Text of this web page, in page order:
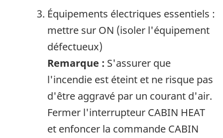
Équipements électriques essentiels :
mettre sur ON (isoler l'équipement
défectueux)
Remarque : S'assurer que
l'incendie est éteint et ne risque pas
d'être aggravé par un courant d'air.
Fermer l'interrupteur CABIN HEAT
et enfoncer la commande CABIN